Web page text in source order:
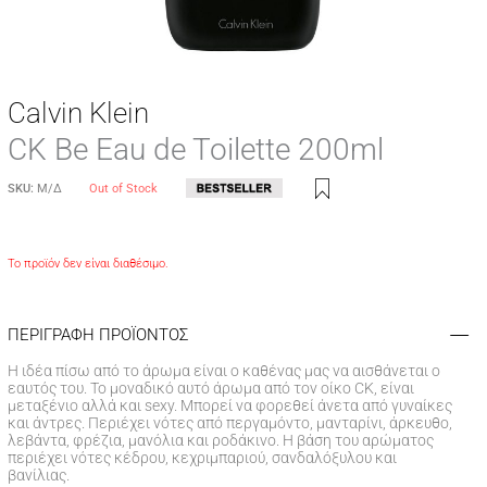
Calvin Klein
CK Be Eau de Toilette 200ml
SKU: Μ/Δ Out of Stock
Το προϊόν δεν είναι διαθέσιμο.
ΠΕΡΙΓΡΑΦΗ ΠΡΟΪΟΝΤΟΣ
H ιδέα πίσω από το άρωμα είναι ο καθένας μας να αισθάνεται ο
εαυτός του. Το μοναδικό αυτό άρωμα από τον οίκο CK, είναι
μεταξένιο αλλά και sexy. Μπορεί να φορεθεί άνετα από γυναίκες
και άντρες. Περιέχει νότες από περγαμόντο, μανταρίνι, άρκευθο,
λεβάντα, φρέζια, μανόλια και ροδάκινο. Η βάση του αρώματος
περιέχει νότες κέδρου, κεχριμπαριού, σανδαλόξυλου και
βανίλιας.